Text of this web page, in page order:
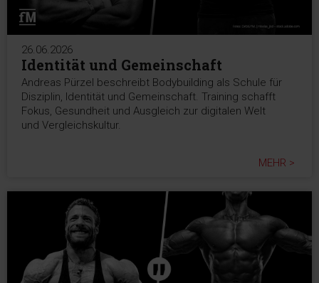
26.06.2026
Identität und Gemeinschaft
Andreas Pürzel beschreibt Bodybuilding als Schule für
Disziplin, Identität und Gemeinschaft. Training schafft
Fokus, Gesundheit und Ausgleich zur digitalen Welt
und Vergleichskultur.
MEHR >